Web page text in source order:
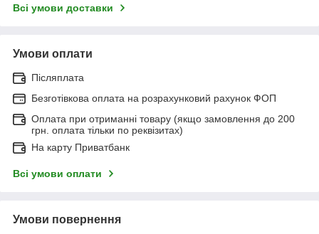
Всі умови доставки
Умови оплати
Післяплата
Безготівкова оплата на розрахунковий рахунок ФОП
Оплата при отриманні товару (якщо замовлення до 200
грн. оплата тільки по реквізитах)
На карту Приватбанк
Всі умови оплати
Умови повернення